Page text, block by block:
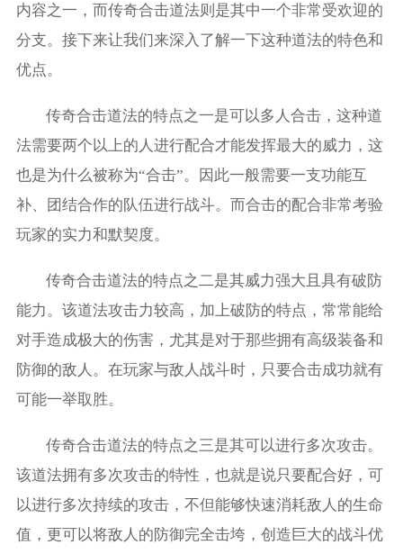
内容之一，而传奇合击道法则是其中一个非常受欢迎的
分支。接下来让我们来深入了解一下这种道法的特色和
优点。
传奇合击道法的特点之一是可以多人合击，这种道
法需要两个以上的人进行配合才能发挥最大的威力，这
也是为什么被称为“合击”。因此一般需要一支功能互
补、团结合作的队伍进行战斗。而合击的配合非常考验
玩家的实力和默契度。
传奇合击道法的特点之二是其威力强大且具有破防
能力。该道法攻击力较高，加上破防的特点，常常能给
对手造成极大的伤害，尤其是对于那些拥有高级装备和
防御的敌人。在玩家与敌人战斗时，只要合击成功就有
可能一举取胜。
传奇合击道法的特点之三是其可以进行多次攻击。
该道法拥有多次攻击的特性，也就是说只要配合好，可
以进行多次持续的攻击，不但能够快速消耗敌人的生命
值，更可以将敌人的防御完全击垮，创造巨大的战斗优